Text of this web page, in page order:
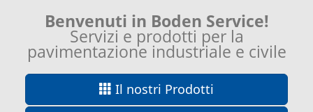
Benvenuti in Boden Service!
Servizi e prodotti per la
pavimentazione industriale e civile
Il nostri Prodotti